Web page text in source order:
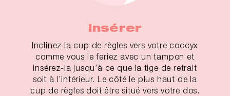
Insérer
Inclinez la cup de règles vers votre coccyx
comme vous le feriez avec un tampon et
insérez-la jusqu’à ce que la tige de retrait
soit à l’intérieur. Le côté le plus haut de la
cup de règles doit être situé vers votre dos.